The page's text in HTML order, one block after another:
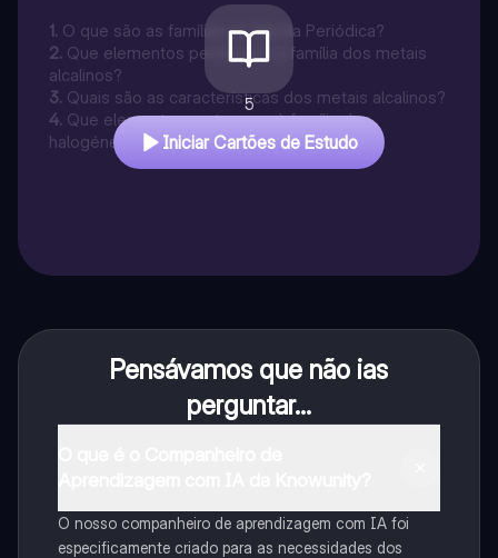
1. O que são as famílias na Tabela Periódica?
2. Que elementos pertencem à família dos metais
alcalinos?
3. Quais são as características dos metais alcalinos?
4. Que elementos pertencem à família dos
halogéneos?
5
Iniciar Cartões de Estudo
Pensávamos que não ias
perguntar...
O nosso companheiro de aprendizagem com IA foi
especificamente criado para as necessidades dos